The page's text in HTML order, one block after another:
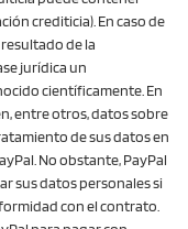
crediticia). En caso de
de la
jurídica un
científicamente. En
entre otros, datos sobre
de sus datos en
No obstante, PayPal
sus datos personales si
con el contrato.